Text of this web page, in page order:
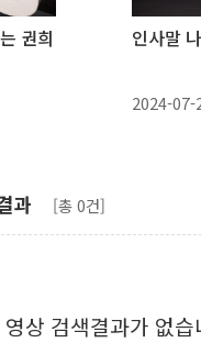
권희 인사말
2024-07-
과 [총 0건]
상 검색결과가 없습